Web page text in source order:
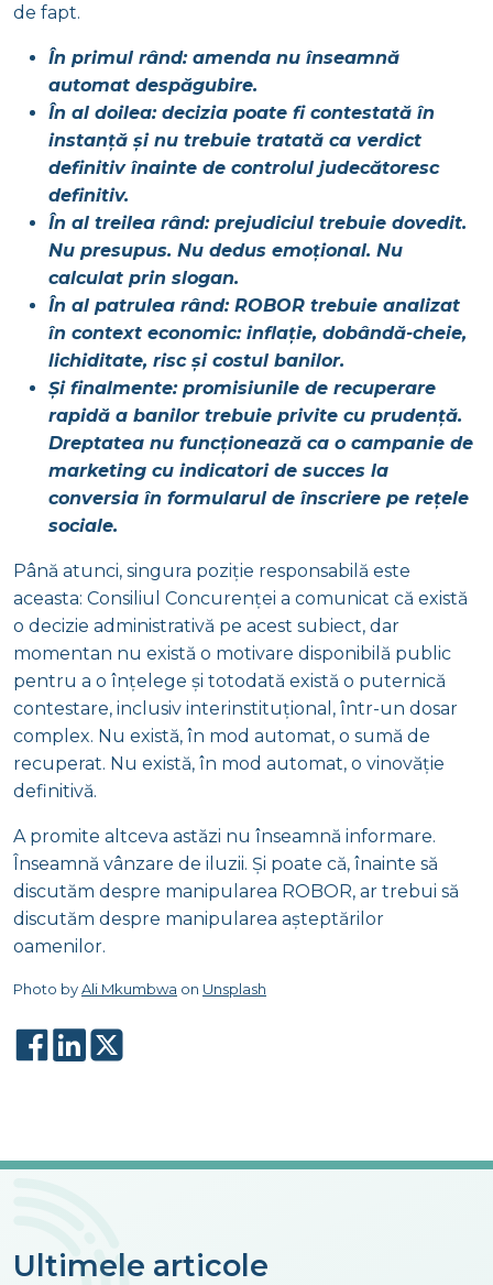
de fapt.
În primul rând: amenda nu înseamnă
automat despăgubire.
În al doilea: decizia poate fi contestată în
instanță și nu trebuie tratată ca verdict
definitiv înainte de controlul judecătoresc
definitiv.
În al treilea rând: prejudiciul trebuie dovedit.
Nu presupus. Nu dedus emoțional. Nu
calculat prin slogan.
În al patrulea rând: ROBOR trebuie analizat
în context economic: inflație, dobândă-cheie,
lichiditate, risc și costul banilor.
Și finalmente: promisiunile de recuperare
rapidă a banilor trebuie privite cu prudență.
Dreptatea nu funcționează ca o campanie de
marketing cu indicatori de succes la
conversia în formularul de înscriere pe rețele
sociale.
Până atunci, singura poziție responsabilă este
aceasta: Consiliul Concurenței a comunicat că există
o decizie administrativă pe acest subiect, dar
momentan nu există o motivare disponibilă public
pentru a o înțelege și totodată există o puternică
contestare, inclusiv interinstituțional, într-un dosar
complex. Nu există, în mod automat, o sumă de
recuperat. Nu există, în mod automat, o vinovăție
definitivă.
A promite altceva astăzi nu înseamnă informare.
Înseamnă vânzare de iluzii. Și poate că, înainte să
discutăm despre manipularea ROBOR, ar trebui să
discutăm despre manipularea așteptărilor
oamenilor.
Photo byAli Mkumbwa on Unsplash
Ultimele articole